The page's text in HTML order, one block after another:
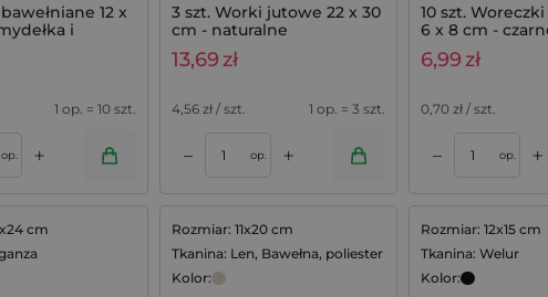
12 x
i
szt.
1 op. = 10 szt.
op. +
3 szt. Worki jutowe 22 x 30
cm - naturalne
13,69zł
4,56 zł / szt. 1 op. = 3 szt.
– op. +
10 szt.
6 x 8 cm -
6,99zł
0,70 zł / szt.
– op. +
Dodaj do koszyka Dodaj do koszyka
cm
Rozmiar: 11x20 cm
Tkanina: Len, Bawełna, poliester
Kolor:
Rozmiar: 12x15 cm
Tkanina: Welur
Kolor: